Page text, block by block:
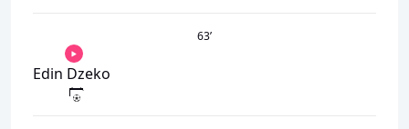
63’
Edin Dzeko